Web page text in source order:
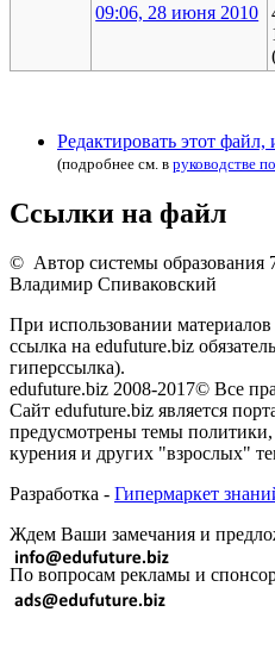
09:06, 28 июня 2010
Редактировать этот
(подробнее см. в руководстве
Ссылки на файл
© Автор системы образования
Владимир Спиваковский
При использовании материалов
ссылка на edufuture.biz
гиперссылка).
edufuture.biz 2008-2017© Все
Сайт edufuture.biz является
предусмотрены темы
курения и других "взрослых"
Разработка - Гипермаркет
Ждем Ваши замечания и
По вопросам рекламы и